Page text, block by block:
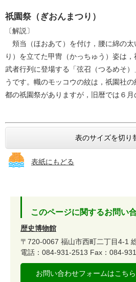
祇園祭（ぎおんまつり）
〔解説〕
頬当（ほおあて）を付け，腰に綿の太
り）を立てた甲冑（かっちゅう）姿は
武者行列に登場する「弦召（つるめそ
うです。幟のモッコウの紋は，祇園社
都の祇園祭がありますが，旧暦では６月
表のサイズを切り
表紙にもどる
このページに関するお問い
歴史博物館
〒720-0067 福山市西町二丁目4-1
電話：084-931-2513 Fax：084-
お問い合わせフォームはこち